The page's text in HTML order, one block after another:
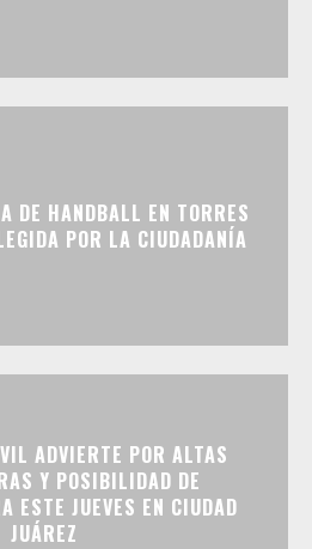
DE HANDBALL EN TORRES
POR LA CIUDADANÍA
ADVIERTE POR ALTAS
Y POSIBILIDAD DE
ESTE JUEVES EN CIUDAD
JUÁREZ